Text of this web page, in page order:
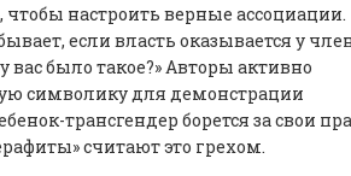
настроить верные ассоциации.
если власть оказывается у
вас было такое?» Авторы активно
символику для демонстрации
трансгендер борется за свои
считают это грехом.